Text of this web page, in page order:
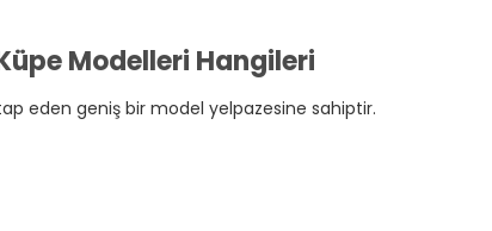
Modelleri Hangileri
eden geniş bir model yelpazesine sahiptir.